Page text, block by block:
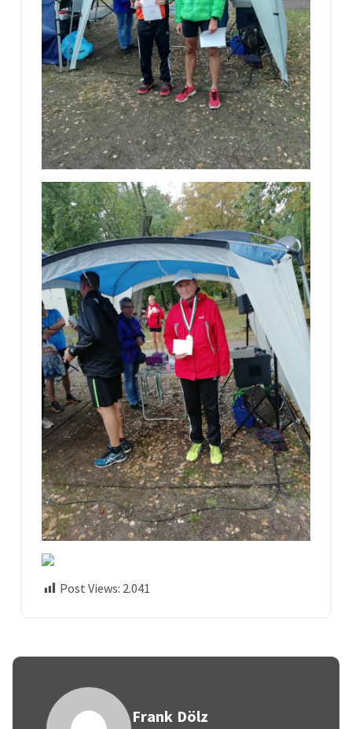
Post Views: 2.041
Frank Dölz